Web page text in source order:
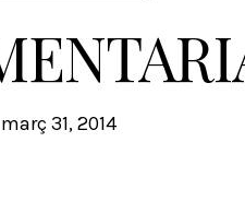
març 31, 2014